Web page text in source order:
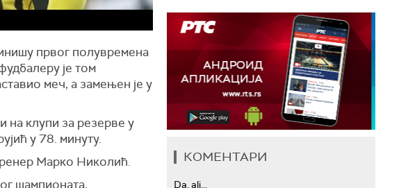
првог полувремена
је том
меч, а замењен је у
на клупи за резерве у
у 78. минуту.
Марко Николић.
шампионата,
КОМЕНТАРИ
Da, ali...